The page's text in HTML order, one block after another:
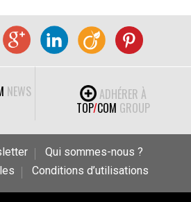
NEWS
ADHÉRER À
TOP/COM GROUP
Qui sommes-nous ?
Conditions d’utilisations